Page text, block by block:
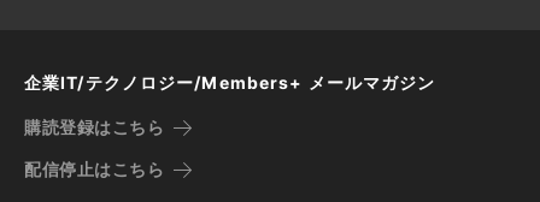
企業IT/テクノロジー/Members+ メールマガジン
購読登録はこちら
配信停止はこちら